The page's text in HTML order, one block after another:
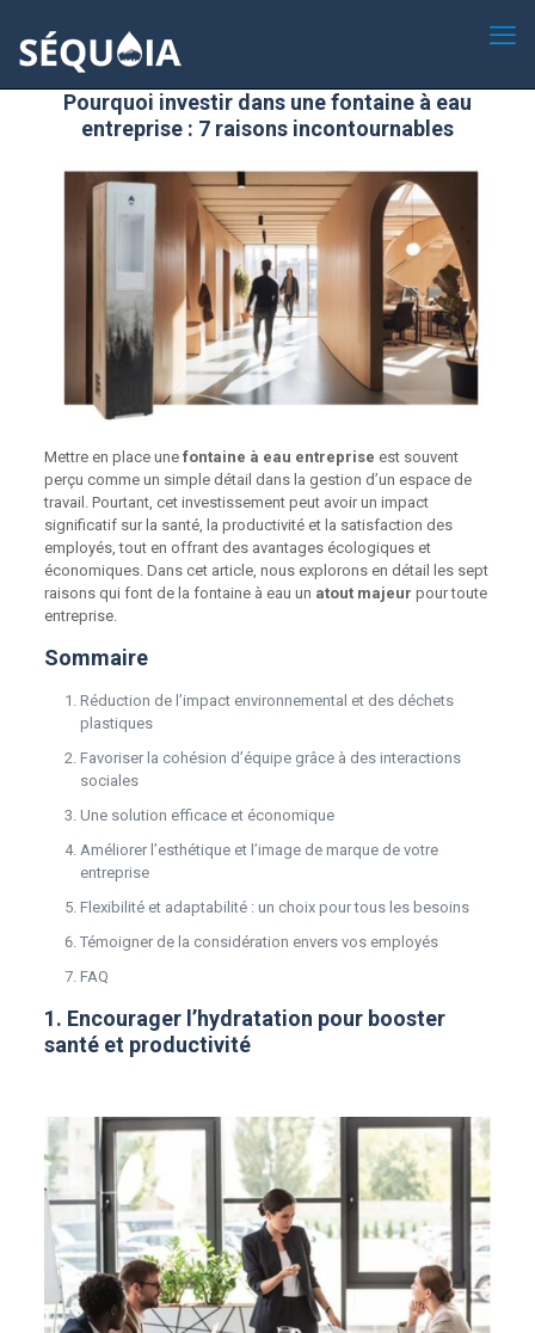
Pourquoi investir dans une fontaine à eau
entreprise : 7 raisons incontournables
Mettre en place une fontaine à eau entreprise est souvent
perçu comme un simple détail dans la gestion d’un espace de
travail. Pourtant, cet investissement peut avoir un impact
significatif sur la santé, la productivité et la satisfaction des
employés, tout en offrant des avantages écologiques et
économiques. Dans cet article, nous explorons en détail les sept
raisons qui font de la fontaine à eau un atout majeur pour toute
entreprise.
Sommaire
Réduction de l’impact environnemental et des déchets
plastiques
Favoriser la cohésion d’équipe grâce à des interactions
sociales
Une solution efficace et économique
Améliorer l’esthétique et l’image de marque de votre
entreprise
Flexibilité et adaptabilité : un choix pour tous les besoins
Témoigner de la considération envers vos employés
FAQ
1. Encourager l’hydratation pour booster
santé et productivité